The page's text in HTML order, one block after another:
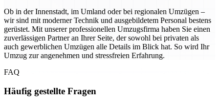
Ob in der Innenstadt, im Umland oder bei regionalen Umzügen –
wir sind mit moderner Technik und ausgebildetem Personal bestens
gerüstet. Mit unserer professionellen Umzugsfirma haben Sie einen
zuverlässigen Partner an Ihrer Seite, der sowohl bei privaten als
auch gewerblichen Umzügen alle Details im Blick hat. So wird Ihr
Umzug zur angenehmen und stressfreien Erfahrung.
FAQ
Häufig gestellte Fragen